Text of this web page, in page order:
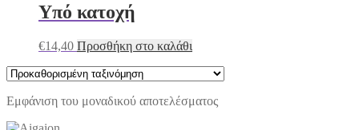
Υπό κατοχή
€14,40 Προσθήκη στο καλάθι
Εμφάνιση του μοναδικού αποτελέσματος